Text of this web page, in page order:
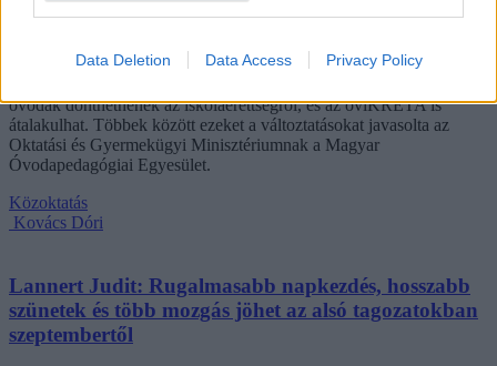
Data Deletion Data Access Privacy Policy
Eltörölnék a 45 perces iskola-előkészítőt, újra az
óvodák dönthetnének az iskolaérettségről, és az oviKRÉTA is
átalakulhat. Többek között ezeket a változtatásokat javasolta az
Oktatási és Gyermekügyi Minisztériumnak a Magyar
Óvodapedagógiai Egyesület.
Közoktatás
Kovács Dóri
Lannert Judit: Rugalmasabb napkezdés, hosszabb
szünetek és több mozgás jöhet az alsó tagozatokban
szeptembertől